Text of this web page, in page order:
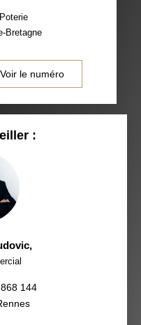
Bretagne
Voir le numéro
:
,
144